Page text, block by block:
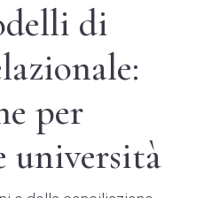
di
per
università